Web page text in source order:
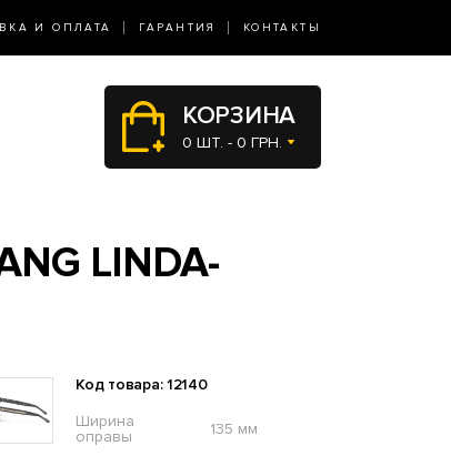
И ОПЛАТА ГАРАНТИЯ КОНТАКТЫ
КОРЗИНА
0 ШТ. - 0 ГРН.
LINDA-
Код товара: 12140
Ширина
оправы
135 мм